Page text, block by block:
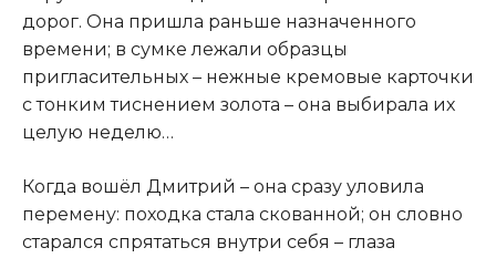
дорог. Она пришла раньше назначенного
времени; в сумке лежали образцы
пригласительных – нежные кремовые карточки
с тонким тиснением золота – она выбирала их
целую неделю…
Когда вошёл Дмитрий – она сразу уловила
перемену: походка стала скованной; он словно
старался спрятаться внутри себя – глаза